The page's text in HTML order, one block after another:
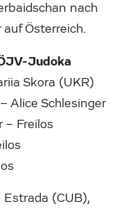
nach
Österreich.
Judoka
Skora (UKR)
Alice Schlesinger
– Freilos
(CUB),